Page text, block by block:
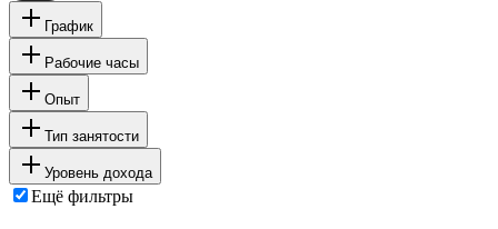
График
Рабочие часы
Опыт
Тип занятости
Уровень дохода
Ещё фильтры